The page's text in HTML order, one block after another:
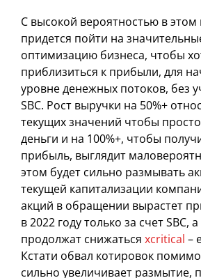
С высокой вероятностью в этом
придется пойти на
оптимизацию бизнеса, чтобы
приблизиться к прибыли, для
уровне денежных потоков, без
SBC. Рост выручки на 50%+
текущих значений чтобы
деньги и на 100%+, чтобы
прибыль, выглядит
этом будет сильно размывать
текущей капитализации
акций в обращении вырастет
в 2022 году только за счет SBC,
продолжат снижаться xcritical –
Кстати обвал котировок
сильно увеличивает размытие,